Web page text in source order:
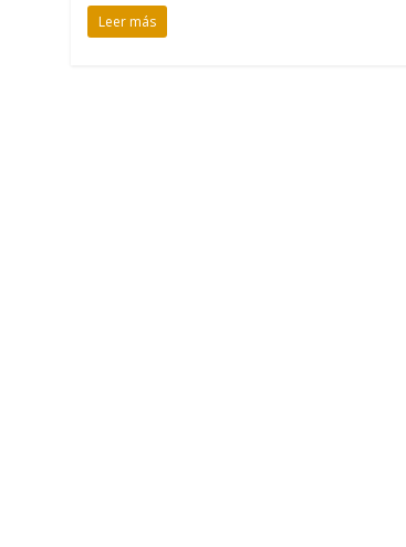
Leer más